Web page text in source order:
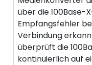
über die 100Base-
Empfangsfehler
Verbindung
überprüft die
kontinuierlich auf